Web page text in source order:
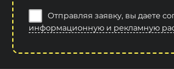
Отправляя заявку, вы даете
информационную и рекламную